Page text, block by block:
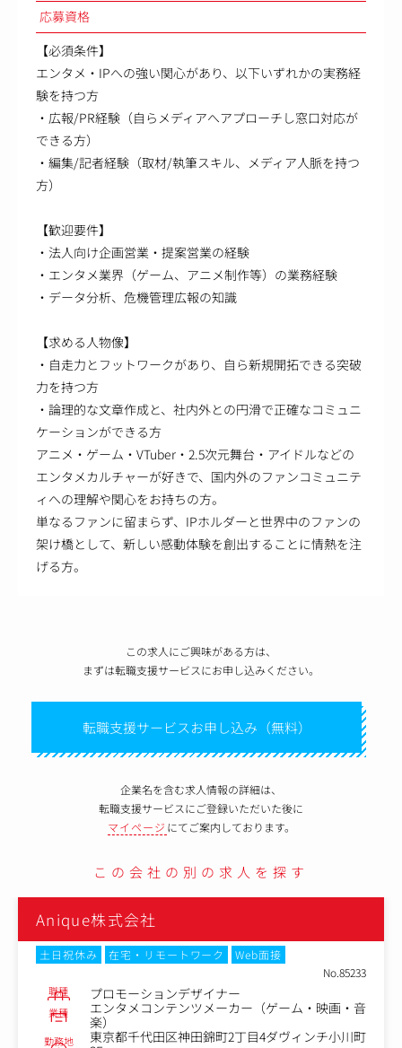
応募資格
【必須条件】
エンタメ・IPへの強い関心があり、以下いずれかの実務経
験を持つ方
・広報/PR経験（自らメディアへアプローチし窓口対応が
できる方）
・編集/記者経験（取材/執筆スキル、メディア人脈を持つ
方）
【歓迎要件】
・法人向け企画営業・提案営業の経験
・エンタメ業界（ゲーム、アニメ制作等）の業務経験
・データ分析、危機管理広報の知識
【求める人物像】
・自走力とフットワークがあり、自ら新規開拓できる突破
力を持つ方
・論理的な文章作成と、社内外との円滑で正確なコミュニ
ケーションができる方
アニメ・ゲーム・VTuber・2.5次元舞台・アイドルなどの
エンタメカルチャーが好きで、国内外のファンコミュニテ
ィへの理解や関心をお持ちの方。
単なるファンに留まらず、IPホルダーと世界中のファンの
架け橋として、新しい感動体験を創出することに情熱を注
げる方。
この求人にご興味がある方は、
まずは転職支援サービスにお申し込みください。
転職支援サービスお申し込み（無料）
企業名を含む求人情報の詳細は、
転職支援サービスにご登録いただいた後に
マイページ にてご案内しております。
この会社の別の求人を探す
Anique株式会社
土日祝休み 在宅・リモートワーク
Web面接
No.85233
職種 プロモーションデザイナー
業種
エンタメコンテンツメーカー（ゲーム・映画・音
楽）
勤務地
東京都千代田区神田錦町2丁目4ダヴィンチ小川町